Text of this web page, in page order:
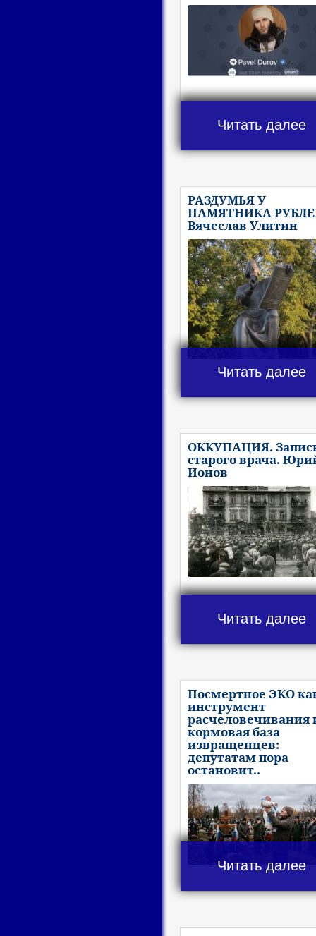
Читать далее
РАЗДУМЬЯ У
ПАМЯТНИКА
Вячеслав Улитин
Читать далее
ОККУПАЦИЯ.
старого врача.
Ионов
Читать далее
Посмертное ЭКО
инструмент
расчеловечивания
кормовая база
извращенцев:
депутатам пора
остановит..
Читать далее